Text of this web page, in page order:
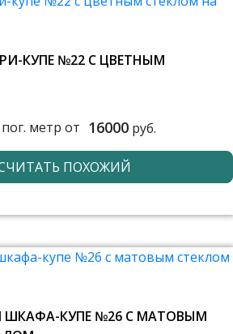
КУПЕ №22 С ЦВЕТНЫМ
метр от 16000руб.
ПОХОЖИЙ
ШКАФА-КУПЕ №26 С МАТОВЫМ